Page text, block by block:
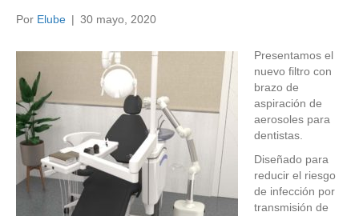
Por Elube | 30 mayo, 2020
Presentamos el
nuevo filtro con
brazo de
aspiración de
aerosoles para
dentistas.
Diseñado para
reducir el riesgo
de infección por
transmisión de